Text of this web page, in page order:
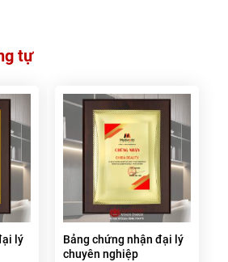
tự
lý
Bảng chứng nhận đại lý
chuyên nghiệp